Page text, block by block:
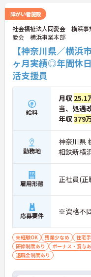
障がい者施設
社会福祉法人同愛会 横浜
愛会 横浜事業本部
【神奈川県／横浜
ヶ月実績◎年間休
活支援員
給料
月収 25.1
当、処遇
年収379
勤務地
神奈川県
相鉄新横
雇用形態 正社員(正
応募要件 ※資格不
未経験OK 残業少なめ 住宅
研修制度あり
ボーナス・賞与
退職金制度あり